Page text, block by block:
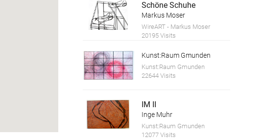
Schöne Schuhe
Markus Moser
WireART - Markus Moser
20195 Visits
Kunst:Raum Gmunden
Kunst:Raum Gmunden
22644 Visits
IM II
Inge Muhr
Kunst:Raum Gmunden
12077 Visits